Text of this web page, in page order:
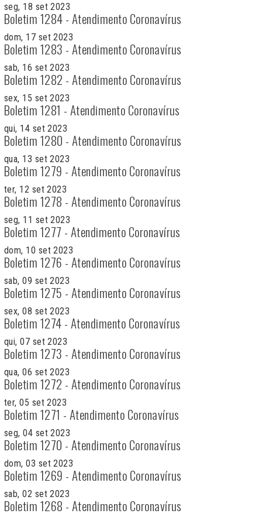
seg, 18 set 2023
Boletim 1284 - Atendimento Coronavírus
dom, 17 set 2023
Boletim 1283 - Atendimento Coronavírus
sab, 16 set 2023
Boletim 1282 - Atendimento Coronavírus
sex, 15 set 2023
Boletim 1281 - Atendimento Coronavírus
qui, 14 set 2023
Boletim 1280 - Atendimento Coronavírus
qua, 13 set 2023
Boletim 1279 - Atendimento Coronavírus
ter, 12 set 2023
Boletim 1278 - Atendimento Coronavírus
seg, 11 set 2023
Boletim 1277 - Atendimento Coronavírus
dom, 10 set 2023
Boletim 1276 - Atendimento Coronavírus
sab, 09 set 2023
Boletim 1275 - Atendimento Coronavírus
sex, 08 set 2023
Boletim 1274 - Atendimento Coronavírus
qui, 07 set 2023
Boletim 1273 - Atendimento Coronavírus
qua, 06 set 2023
Boletim 1272 - Atendimento Coronavírus
ter, 05 set 2023
Boletim 1271 - Atendimento Coronavírus
seg, 04 set 2023
Boletim 1270 - Atendimento Coronavírus
dom, 03 set 2023
Boletim 1269 - Atendimento Coronavírus
sab, 02 set 2023
Boletim 1268 - Atendimento Coronavírus